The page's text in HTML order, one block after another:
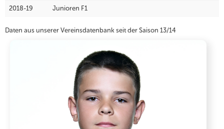
2018-19 Junioren F1
Daten aus unserer Vereinsdatenbank seit der Saison 13/14